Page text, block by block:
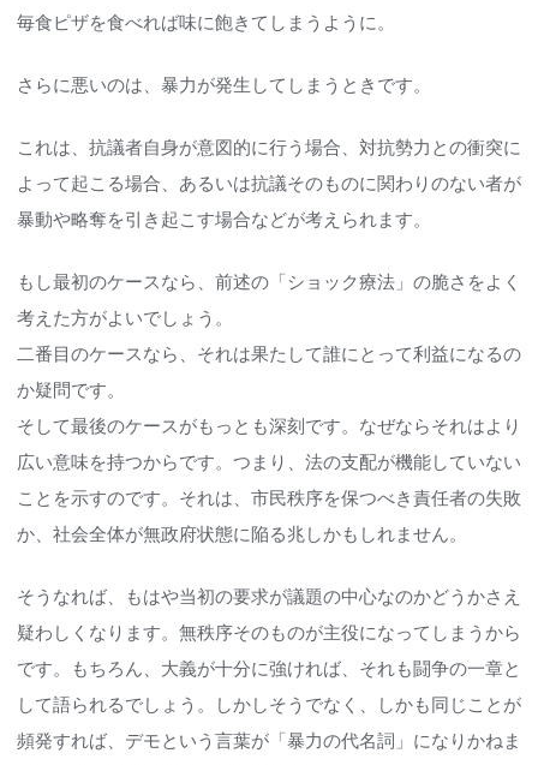
毎食ピザを食べれば味に飽きてしまうように。
さらに悪いのは、暴力が発生してしまうときです。
これは、抗議者自身が意図的に行う場合、対抗勢力との衝突に
よって起こる場合、あるいは抗議そのものに関わりのない者が
暴動や略奪を引き起こす場合などが考えられます。
もし最初のケースなら、前述の「ショック療法」の脆さをよく
考えた方がよいでしょう。
二番目のケースなら、それは果たして誰にとって利益になるの
か疑問です。
そして最後のケースがもっとも深刻です。なぜならそれはより
広い意味を持つからです。つまり、法の支配が機能していない
ことを示すのです。それは、市民秩序を保つべき責任者の失敗
か、社会全体が無政府状態に陥る兆しかもしれません。
そうなれば、もはや当初の要求が議題の中心なのかどうかさえ
疑わしくなります。無秩序そのものが主役になってしまうから
です。もちろん、大義が十分に強ければ、それも闘争の一章と
して語られるでしょう。しかしそうでなく、しかも同じことが
頻発すれば、デモという言葉が「暴力の代名詞」になりかねま